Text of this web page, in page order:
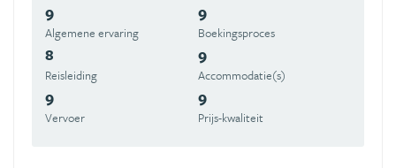
9
Algemene ervaring
9
Boekingsproces
8
Reisleiding
9
Accommodatie(s)
9
Vervoer
9
Prijs-kwaliteit